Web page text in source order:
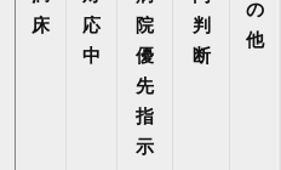
床
応
中
院
優
先
指
示
判
断
の
他